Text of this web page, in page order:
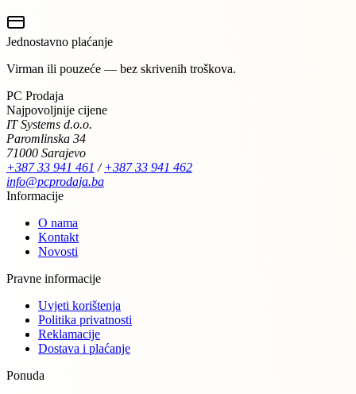
Jednostavno plaćanje
Virman ili pouzeće — bez skrivenih troškova.
PC Prodaja
Najpovoljnije cijene
IT Systems d.o.o.
Paromlinska 34
71000 Sarajevo
+387 33 941 461 /+387 33 941 462
info@pcprodaja.ba
Informacije
O nama
Kontakt
Novosti
Pravne informacije
Uvjeti korištenja
Politika privatnosti
Reklamacije
Dostava i plaćanje
Ponuda